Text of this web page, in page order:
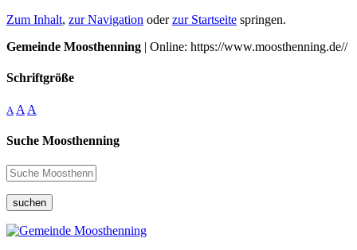
Zum Inhalt, zur Navigation oderzur Startseite springen.
Gemeinde Moosthenning | Online: https://www.moosthenning.de//
Schriftgröße
A A A
Suche Moosthenning
suchen